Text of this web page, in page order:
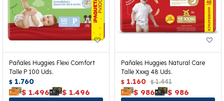
Pañales Huggies Flexi Comfort
Talle P 100 Uds.
$ 1.760
$ 1.496 $ 1.496
Pañales Huggies Natural Care
Talle Xxxg 48 Uds.
$ 1.160 $ 1.441
$ 986 $ 986